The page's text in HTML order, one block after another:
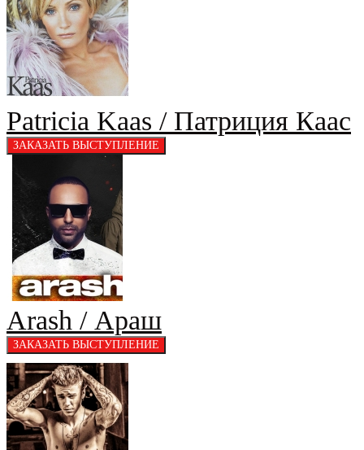
Patricia Kaas / Патриция Каас
Arash / Араш